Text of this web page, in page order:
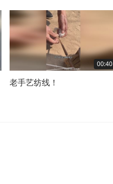
00:40
老手艺纺线！